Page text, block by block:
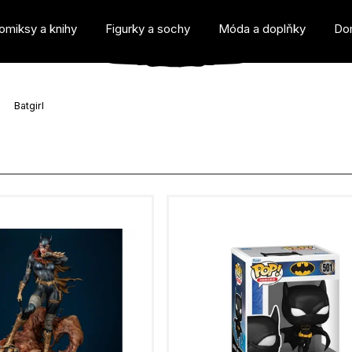
a knihy Figurky a sochy Móda a doplňky
Batgirl
potřebujete najít?
Doporučujeme